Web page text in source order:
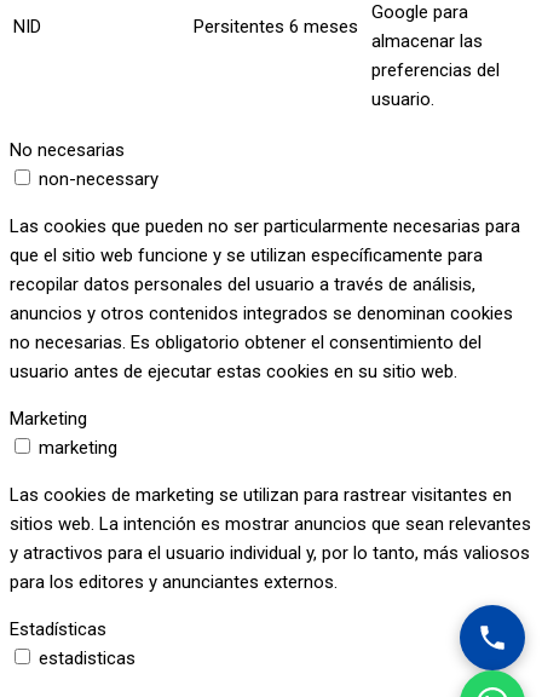
NID Persitentes 6 meses
Google para
almacenar las
preferencias del
usuario.
No necesarias
non-necessary
Las cookies que pueden no ser particularmente necesarias para
que el sitio web funcione y se utilizan específicamente para
recopilar datos personales del usuario a través de análisis,
anuncios y otros contenidos integrados se denominan cookies
no necesarias. Es obligatorio obtener el consentimiento del
usuario antes de ejecutar estas cookies en su sitio web.
Marketing
marketing
Las cookies de marketing se utilizan para rastrear visitantes en
sitios web. La intención es mostrar anuncios que sean relevantes
y atractivos para el usuario individual y, por lo tanto, más valiosos
para los editores y anunciantes externos.
Estadísticas
estadisticas